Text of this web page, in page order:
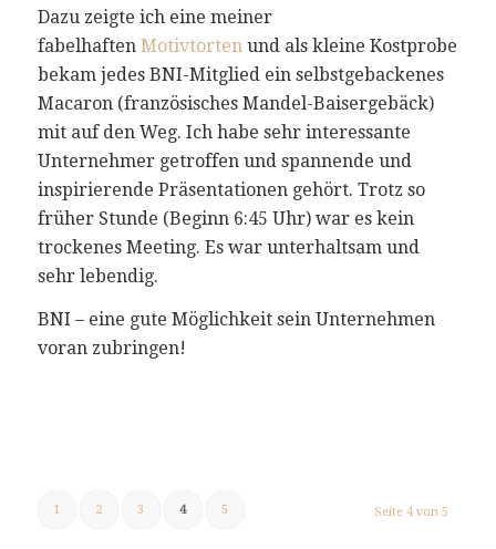
Dazu zeigte ich eine meiner
fabelhaften Motivtortenund als kleine Kostprobe
bekam jedes BNI-Mitglied ein selbstgebackenes
Macaron (französisches Mandel-Baisergebäck)
mit auf den Weg. Ich habe sehr interessante
Unternehmer getroffen und spannende und
inspirierende Präsentationen gehört. Trotz so
früher Stunde (Beginn 6:45 Uhr) war es kein
trockenes Meeting. Es war unterhaltsam und
sehr lebendig.
BNI – eine gute Möglichkeit sein Unternehmen
voran zubringen!
Seite 4 von 5
1 2 3 4 5